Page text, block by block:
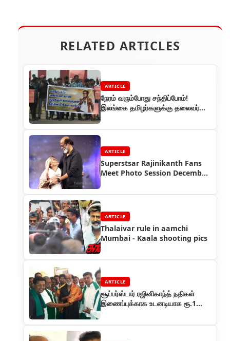
RELATED ARTICLES
ARTICLE
நேரம் வரும்போது சந்திப்போம்!
இலங்கை தமிழர்களுக்கு தலைவர்
ARTICLE
Superstsar Rajinikanth Fans
Meet Photo Session December
ARTICLE
Thalaivar rule in aamchi
Mumbai - Kaala shooting pics
ARTICLE
சூப்பர்ஸ்டார் ரஜினிகாந்த் நதிகள்
இணைப்புக்காக உடனடியாக ரூ.1